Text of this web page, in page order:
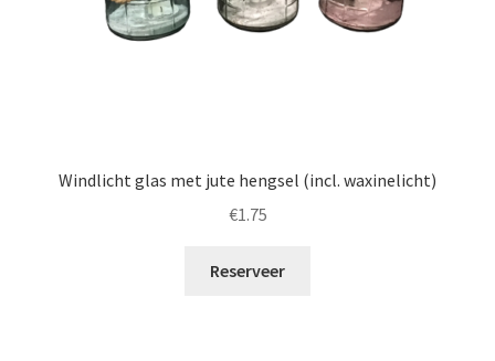
Windlicht glas met jute hengsel (incl. waxinelicht)
€1.75
Reserveer